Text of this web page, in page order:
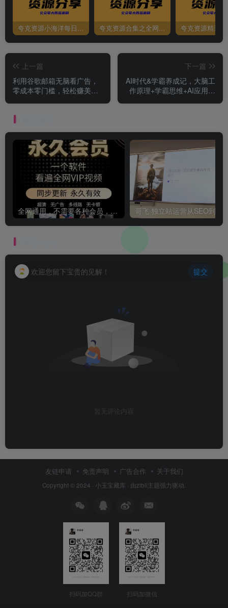
夸克资源小海洋每日更新资源大汇总（持续更新） 夸克资源合集之全网影视 夸克资源精选
上一篇
利用谷歌邮箱无脑看广告，
零成本零门槛，轻松赚美金
下一篇
AI时代&学霸养成记，大脑工
作原理+学霸思维+AI应用，
全网通用，不需要各种会员，再也不缺电影看！！
欢迎您留下宝贵的见解！ 提交
暂无评论内容
友链申请 免责声明 广告合作 关于我们
Copyright © 2024 · 小玉宝藏库 · 由zibll主题强力驱动.
扫码加QQ群 扫码加微信